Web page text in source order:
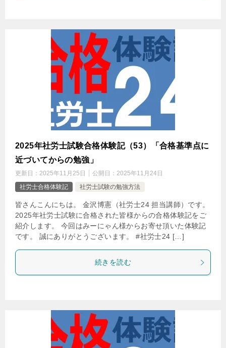
2025年社労士試験合格体験記（53）「合格基準点に
近づいてからの勉強」
更新日： 2025年11月25日 公開日： 2025年11月24日
社労士合格体験記
社労士試験の勉強方法
皆さんこんにちは。 金沢博憲（社労士24 担当講師）です。
2025年社労士試験に合格された皆様からの合格体験記をご
紹介します。 今回はみーにゃん様からお寄せ頂いた体験記
です。 誠にありがとうございます。 #社労士24 […]
続きを読む